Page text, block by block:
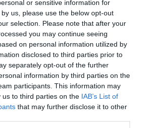
or sensitive information for
us, please use the below opt-out
selection. Please note that after your
you may continue seeing
on personal information utilized by
disclosed to third parties prior to
separately opt-out of the further
information by third parties on the
participants. This information may
us to third parties on the IAB’s List of
that may further disclose it to other